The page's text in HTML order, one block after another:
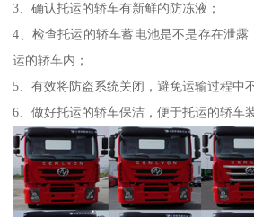
3、确认托运的轿车有新鲜的防冻液；
4、检查托运的轿车蓄电池是不是存在泄
运的轿车内；
5、有效将防盗系统关闭，避免运输过程中
6、做好托运的轿车保洁，便于托运的轿车